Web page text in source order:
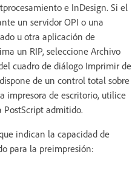
e InDesign. Si el
un servidor OPI o una
u otra aplicación de
un RIP, seleccione Archivo
cuadro de diálogo Imprimir de
de un control total sobre
impresora de escritorio, utilice
admitido.
indican la capacidad de
para la preimpresión: